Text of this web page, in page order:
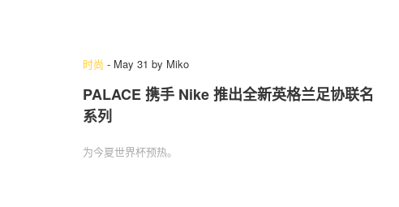
时尚 - May 31 by Miko
PALACE 携手 Nike 推出全新英格兰足协联名
系列
为今夏世界杯预热。